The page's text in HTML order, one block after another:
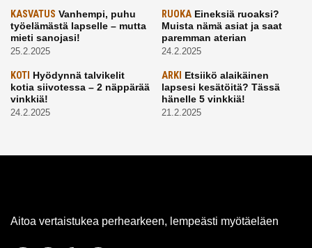
KASVATUS Vanhempi, puhu
työelämästä lapselle – mutta
mieti sanojasi!
25.2.2025
RUOKAEineksiä ruoaksi?
Muista nämä asiat ja saat
paremman aterian
24.2.2025
KOTI Hyödynnä talvikelit
kotia siivotessa – 2 näppärää
vinkkiä!
24.2.2025
ARKI Etsiikö alaikäinen
lapsesi kesätöitä? Tässä
hänelle 5 vinkkiä!
21.2.2025
Aitoa vertaistukea perhearkeen, lempeästi myötäeläen